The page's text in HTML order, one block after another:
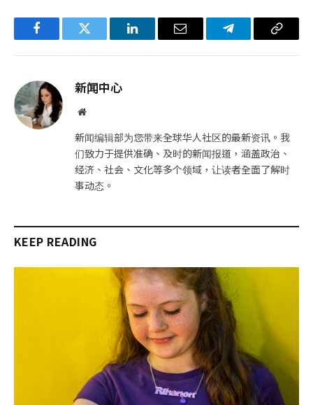
FacebookTwitter LinkedIn电
Telegram复
新闻中心
网
新闻编辑部为您带来全球华人社区的最新资讯。我
们致力于提供准确、及时的新闻报道，涵盖政治、
经济、社会、文化等多个领域，让读者全面了解时
事动态。
KEEP READING